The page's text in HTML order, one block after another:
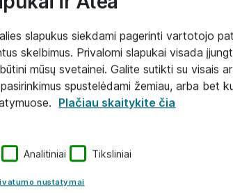
slapukus siekdami pagerinti vartotojo
skelbimus. Privalomi slapukai visada
mūsų svetainei. Galite sutikti su visais
spustelėdami žemiau, arba bet
Plačiau skaitykite čia
Analitiniai Tiksliniai
nustatymai